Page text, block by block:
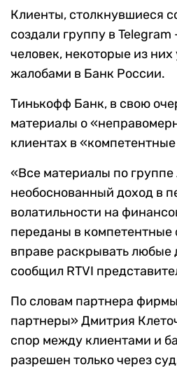
Клиенты, столкнувшиеся
создали группу в
человек, некоторые из
жалобами в Банк России.
Тинькофф Банк, в свою
материалы о
клиентах в
«Все материалы по
необоснованный доход в
волатильности на
переданы в
вправе раскрывать любые
сообщил RTVI
По словам партнера
партнеры» Дмитрия
спор между клиентами и
разрешен только через